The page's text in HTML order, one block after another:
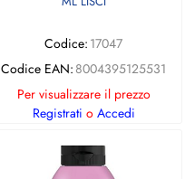
Codice: 17047
Codice EAN: 8004395125531
Per visualizzare il prezzo
Registrati o Accedi